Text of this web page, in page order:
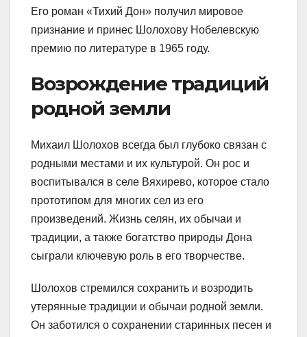
Его роман «Тихий Дон» получил мировое
признание и принес Шолохову Нобелевскую
премию по литературе в 1965 году.
Возрождение традиций
родной земли
Михаил Шолохов всегда был глубоко связан с
родными местами и их культурой. Он рос и
воспитывался в селе Вяхирево, которое стало
прототипом для многих сел из его
произведений. Жизнь селян, их обычаи и
традиции, а также богатство природы Дона
сыграли ключевую роль в его творчестве.
Шолохов стремился сохранить и возродить
утерянные традиции и обычаи родной земли.
Он заботился о сохранении старинных песен и